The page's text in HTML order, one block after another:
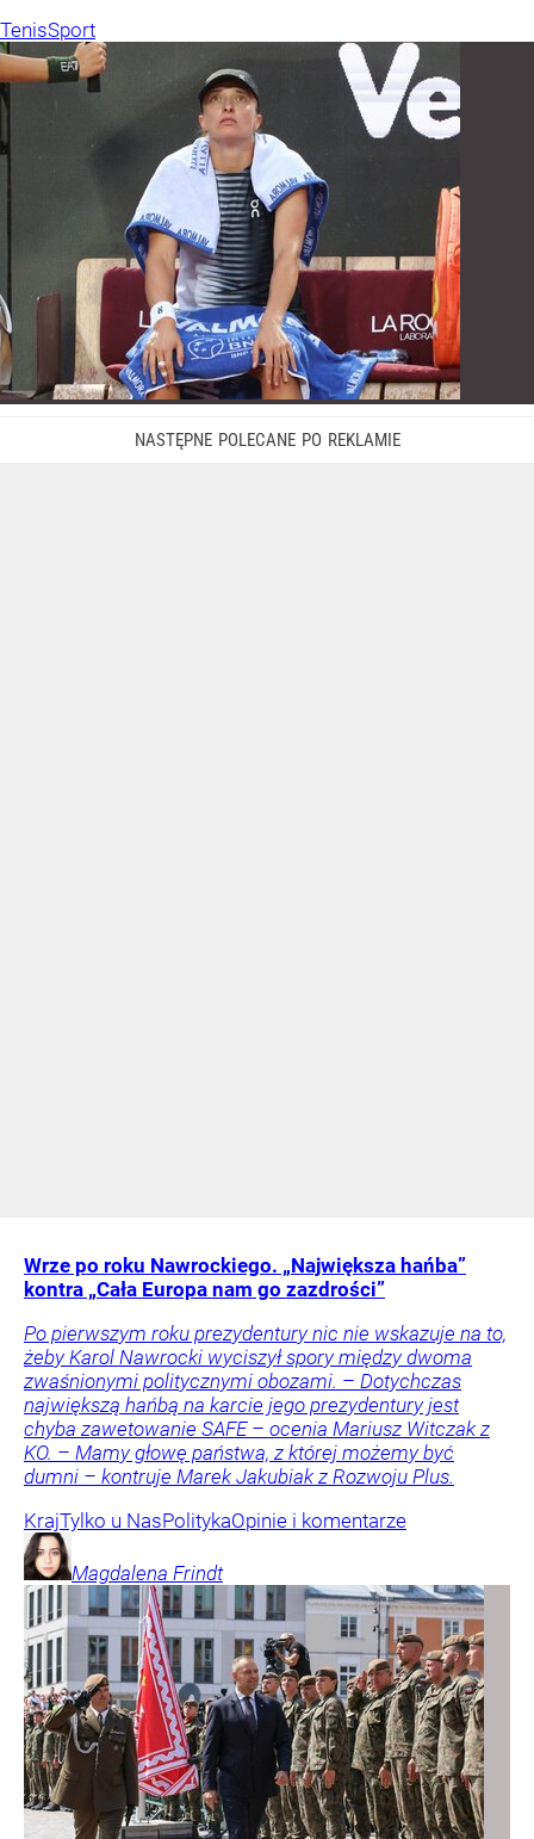
TenisSport
Wrze po roku Nawrockiego. „Największa hańba”
kontra „Cała Europa nam go zazdrości”
Po pierwszym roku prezydentury nic nie wskazuje na to,
żeby Karol Nawrocki wyciszył spory między dwoma
zwaśnionymi politycznymi obozami. – Dotychczas
największą hańbą na karcie jego prezydentury jest
chyba zawetowanie SAFE – ocenia Mariusz Witczak z
KO. – Mamy głowę państwa, z której możemy być
dumni – kontruje Marek Jakubiak z Rozwoju Plus.
KrajTylko u NasPolitykaOpinie i komentarze
Magdalena Frindt